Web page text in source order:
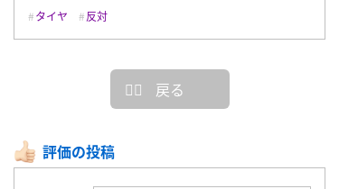
タイヤ 反対
戻る
評価の投稿